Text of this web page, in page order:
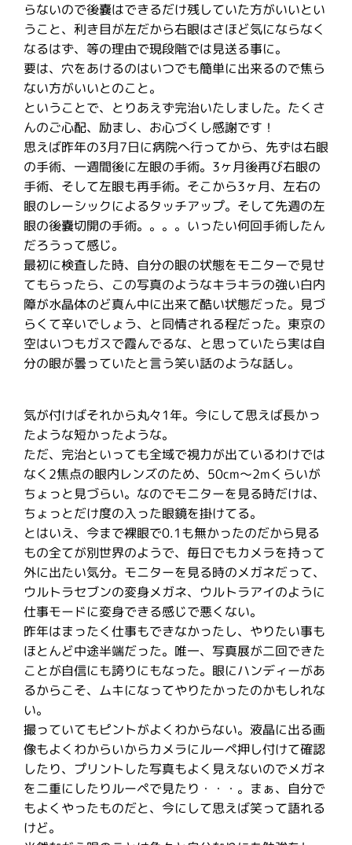
らないので後嚢はできるだけ残していた方がいいとい
うこと、利き目が左だから右眼はさほど気にならなく
なるはず、等の理由で現段階では見送る事に。
要は、穴をあけるのはいつでも簡単に出来るので焦ら
ない方がいいとのこと。
ということで、とりあえず完治いたしました。たくさ
んのご心配、励まし、お心づくし感謝です！
思えば昨年の3月7日に病院へ行ってから、先ずは右眼
の手術、一週間後に左眼の手術。3ヶ月後再び右眼の
手術、そして左眼も再手術。そこから3ヶ月、左右の
眼のレーシックによるタッチアップ。そして先週の左
眼の後嚢切開の手術。。。。いったい何回手術したん
だろうって感じ。
最初に検査した時、自分の眼の状態をモニターで見せ
てもらったら、この写真のようなキラキラの強い白内
障が水晶体のど真ん中に出来て酷い状態だった。見づ
らくて辛いでしょう、と同情される程だった。東京の
空はいつもガスで霞んでるな、と思っていたら実は自
分の眼が曇っていたと言う笑い話のような話し。
気が付けばそれから丸々1年。今にして思えば長かっ
たような短かったような。
ただ、完治といっても全域で視力が出ているわけでは
なく2焦点の眼内レンズのため、50cm〜2mくらいが
ちょっと見づらい。なのでモニターを見る時だけは、
ちょっとだけ度の入った眼鏡を掛けてる。
とはいえ、今まで裸眼で0.1も無かったのだから見る
もの全てが別世界のようで、毎日でもカメラを持って
外に出たい気分。モニターを見る時のメガネだって、
ウルトラセブンの変身メガネ、ウルトラアイのように
仕事モードに変身できる感じで悪くない。
昨年はまったく仕事もできなかったし、やりたい事も
ほとんど中途半端だった。唯一、写真展が二回できた
ことが自信にも誇りにもなった。眼にハンディーがあ
るからこそ、ムキになってやりたかったのかもしれな
い。
撮っていてもピントがよくわからない。液晶に出る画
像もよくわからいからカメラにルーペ押し付けて確認
したり、プリントした写真もよく見えないのでメガネ
を二重にしたりルーペで見たり・・・。まぁ、自分で
もよくやったものだと、今にして思えば笑って語れる
けど。